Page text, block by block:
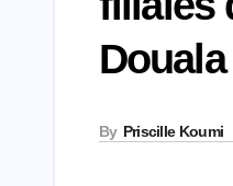
Douala
By Priscille Koumi